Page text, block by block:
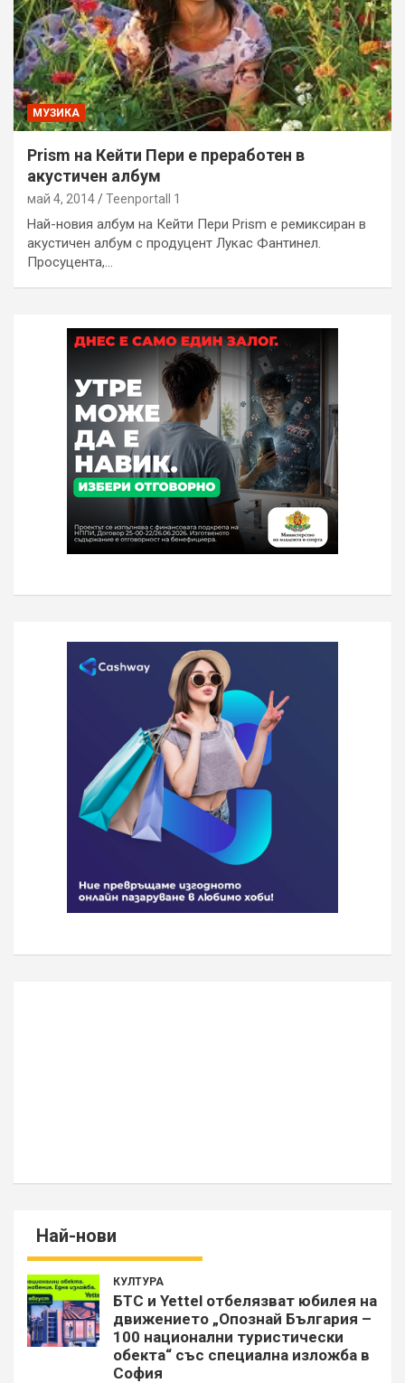
МУЗИКА
Prism на Кейти Пери е преработен в
акустичен албум
май 4, 2014 Teenportall 1
Най-новия албум на Кейти Пери Prism е ремиксиран в
акустичен албум с продуцент Лукас Фантинел.
Просуцента,…
Най-нови
КУЛТУРА
БТС и Yettel отбелязват юбилея на
движението „Опознай България –
100 национални туристически
обекта“ със специална изложба в
София